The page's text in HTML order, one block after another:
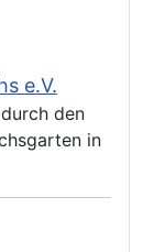
e.V.
den
in